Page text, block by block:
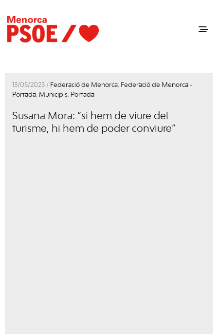
13/05/2023 / Federació de Menorca, Federació de Menorca -
Portada, Municipis, Portada
Susana Mora: “si hem de viure del
turisme, hi hem de poder conviure”